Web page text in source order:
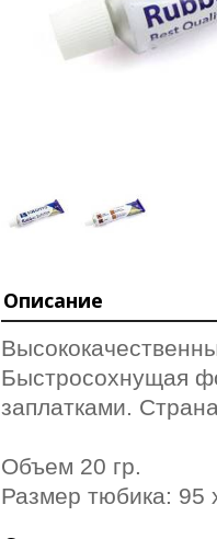
Описание
Быстросохнущая
заплатками.
Объем 20 гр.
Размер тюбика: 95